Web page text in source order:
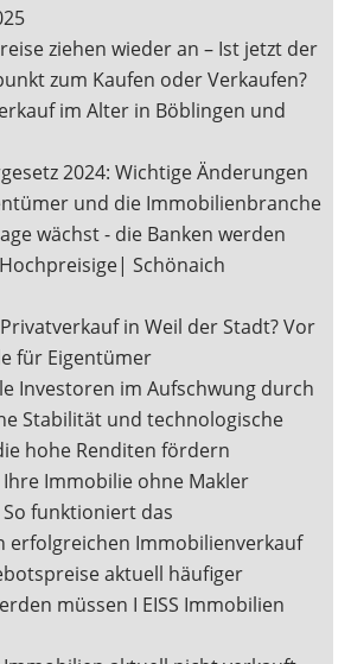
ziehen wieder an – Ist jetzt der
zum Kaufen oder Verkaufen?
im Alter in Böblingen und
2024: Wichtige Änderungen
und die Immobilienbranche
wächst - die Banken werden
Schönaich
in Weil der Stadt? Vor
für Eigentümer
Investoren im Aufschwung durch
Stabilität und technologische
hohe Renditen fördern
Immobilie ohne Makler
So funktioniert das
erfolgreichen Immobilienverkauf
aktuell häufiger
müssen I EISS Immobilien